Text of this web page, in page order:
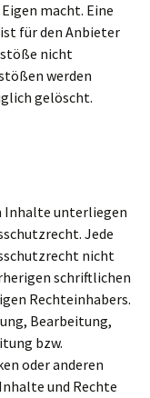
macht. Eine
für den Anbieter
nicht
werden
gelöscht.
Inhalte unterliegen
Jede
nicht
schriftlichen
Rechteinhabers.
Bearbeitung,
bzw.
oder anderen
und Rechte